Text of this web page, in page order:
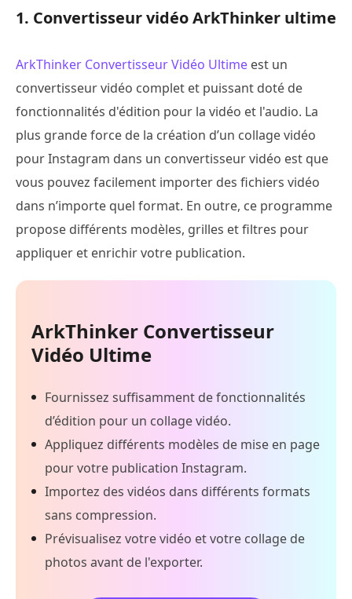
1. Convertisseur vidéo ArkThinker ultime
ArkThinker Convertisseur Vidéo Ultime est un
convertisseur vidéo complet et puissant doté de
fonctionnalités d'édition pour la vidéo et l'audio. La
plus grande force de la création d’un collage vidéo
pour Instagram dans un convertisseur vidéo est que
vous pouvez facilement importer des fichiers vidéo
dans n’importe quel format. En outre, ce programme
propose différents modèles, grilles et filtres pour
appliquer et enrichir votre publication.
ArkThinker Convertisseur
Vidéo Ultime
Fournissez suffisamment de fonctionnalités
d’édition pour un collage vidéo.
Appliquez différents modèles de mise en page
pour votre publication Instagram.
Importez des vidéos dans différents formats
sans compression.
Prévisualisez votre vidéo et votre collage de
photos avant de l'exporter.